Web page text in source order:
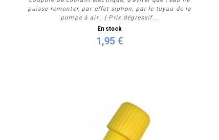
puisse remonter, par effet siphon, par le tuyau de la
pompe à air. ( Prix dégressif...
En stock
1,95 €